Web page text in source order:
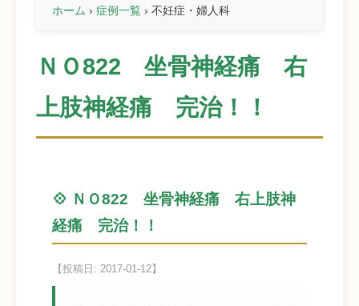
ホーム › 症例一覧 › 不妊症・婦人科
ＮＯ822 坐骨神経痛 右
上肢神経痛 完治！！
💠 ＮＯ822 坐骨神経痛 右上肢神
経痛 完治！！
【投稿日: 2017-01-12】